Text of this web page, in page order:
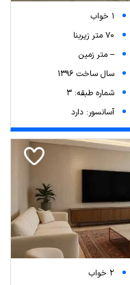
1 خواب
70 متر زیربنا
-- متر زمین
سال ساخت 1396
شماره طبقه: 3
آسانسور: دارد
2 خواب